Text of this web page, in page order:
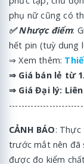
phụ nữ cũng có
✅ Nhược điểm:
hết pin (tuỳ dung
⇒ Xem thêm:
⇒ Giá bán lẻ từ
⇒ Giá Đại lý:
CẢNH BÁO: Thực
trước mắt nên đã
được đo kiểm